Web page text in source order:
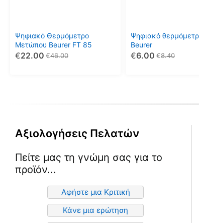
Ψηφιακό Θερμόμετρο
Μετώπου Beurer FT 85
46.00
€
22.00
€
Ψηφιακό
Beurer
8.40
€
6.00
€
Αξιολογήσεις Πελατών
Πείτε μας τη γνώμη σας για το
προϊόν...
Αφήστε μια Κριτική
Κάνε μια ερώτηση